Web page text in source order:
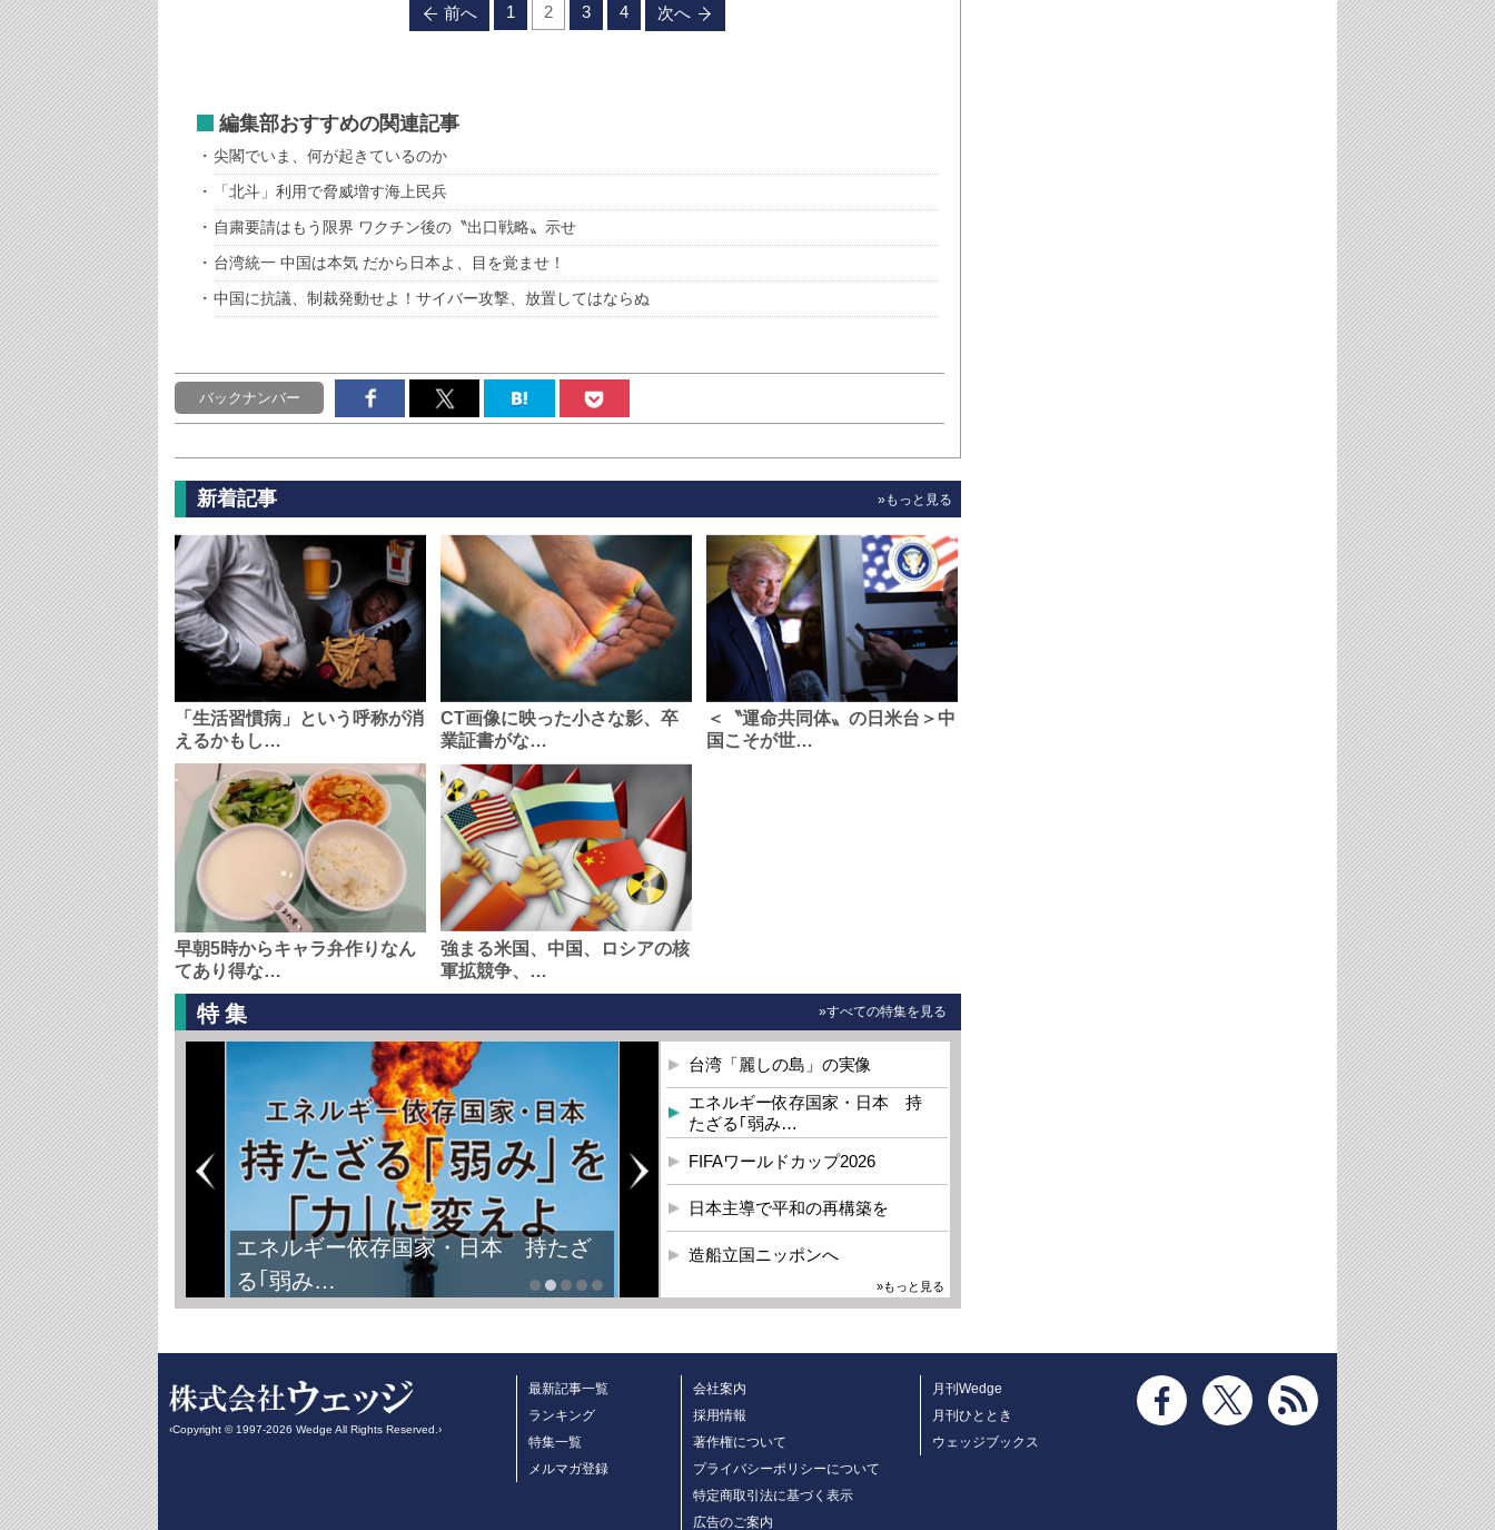
前へ 1 2 3 4 次へ
編集部おすすめの関連記事
尖閣でいま、何が起きているのか
「北斗」利用で脅威増す海上民兵
自粛要請はもう限界 ワクチン後の〝出口戦略〟示せ
台湾統一 中国は本気 だから日本よ、目を覚ませ！
中国に抗議、制裁発動せよ！サイバー攻撃、放置してはならぬ
バックナンバー
新着記事 »もっと見る
「生活習慣病」という呼称が消
えるかもし…
CT画像に映った小さな影、卒
業証書がな…
＜〝運命共同体〟の日米台＞中
国こそが世…
早朝5時からキャラ弁作りなん
てあり得な…
強まる米国、中国、ロシアの核
軍拡競争、…
特集 »すべての特集を見る
エネルギー依存国家・日本 持たざ
る｢弱み…
台湾「麗しの島」の実像
エネルギー依存国家・日本 持
たざる｢弱み…
FIFAワールドカップ2026
日本主導で平和の再構築を
造船立国ニッポンへ
»もっと見る
‹Copyright © 1997-2026 Wedge All Rights Reserved.›
最新記事一覧
ランキング
特集一覧
メルマガ登録
会社案内
採用情報
著作権について
プライバシーポリシーについて
特定商取引法に基づく表示
広告のご案内
月刊Wedge
月刊ひととき
ウェッジブックス